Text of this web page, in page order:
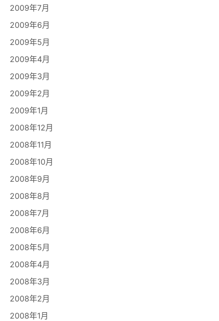
2009年7月
2009年6月
2009年5月
2009年4月
2009年3月
2009年2月
2009年1月
2008年12月
2008年11月
2008年10月
2008年9月
2008年8月
2008年7月
2008年6月
2008年5月
2008年4月
2008年3月
2008年2月
2008年1月